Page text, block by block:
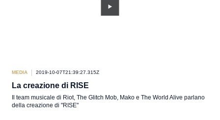
MEDIA 2019-10-07T21:39:27.315Z
La creazione di RISE
Il team musicale di Riot, The Glitch Mob, Mako e The World Alive parlano
della creazione di "RISE"